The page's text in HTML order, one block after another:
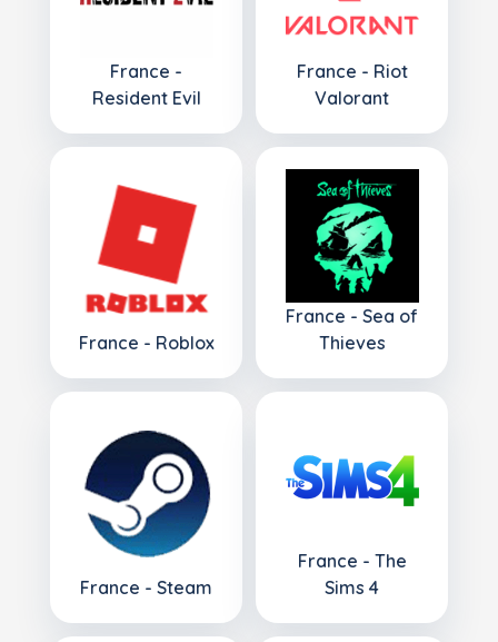
France -
Resident Evil
France - Riot
Valorant
France - Roblox
France - Sea of
Thieves
France - Steam
France - The
Sims 4